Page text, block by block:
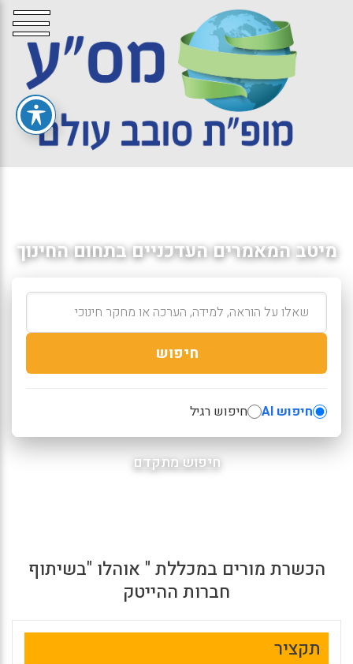
מיטב המאמרים העדכניים בתחום החינוך
חיפוש
חיפוש AI חיפוש רגיל
חיפוש מתקדם
הכשרת מורים במכללת " אוהלו "בשיתוף
חברות ההייטק
תקציר